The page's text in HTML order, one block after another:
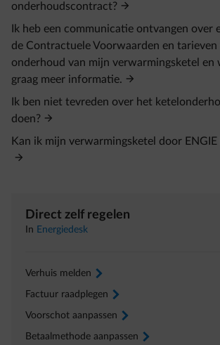
onderhoudscontract?
Ik heb een communicatie ontvangen over
de Contractuele Voorwaarden en
onderhoud van mijn verwarmingsketel en
graag meer informatie.
Ik ben niet tevreden over het
doen?
Kan ik mijn verwarmingsketel door ENGIE
Direct zelf regelen
In Energiedesk
Verhuis melden arrow-right
Factuur raadplegen arrow-right
Voorschot aanpassen arrow-right
Betaalmethode aanpassen arrow-right